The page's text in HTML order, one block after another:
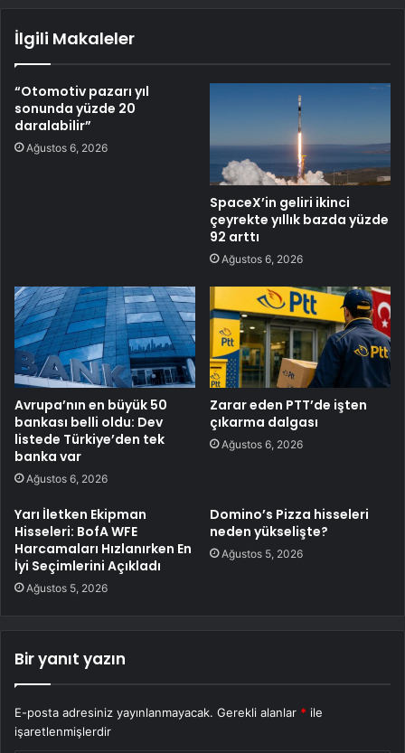
İlgili Makaleler
“Otomotiv pazarı yıl
sonunda yüzde 20
daralabilir”
Ağustos 6, 2026
SpaceX’in geliri ikinci
çeyrekte yıllık bazda yüzde
92 arttı
Ağustos 6, 2026
Avrupa’nın en büyük 50
bankası belli oldu: Dev
listede Türkiye’den tek
banka var
Ağustos 6, 2026
Zarar eden PTT’de işten
çıkarma dalgası
Ağustos 6, 2026
Yarı İletken Ekipman
Hisseleri: BofA WFE
Harcamaları Hızlanırken En
İyi Seçimlerini Açıkladı
Ağustos 5, 2026
Domino’s Pizza hisseleri
neden yükselişte?
Ağustos 5, 2026
Bir yanıt yazın
E-posta adresiniz yayınlanmayacak. Gerekli alanlar * ile
işaretlenmişlerdir